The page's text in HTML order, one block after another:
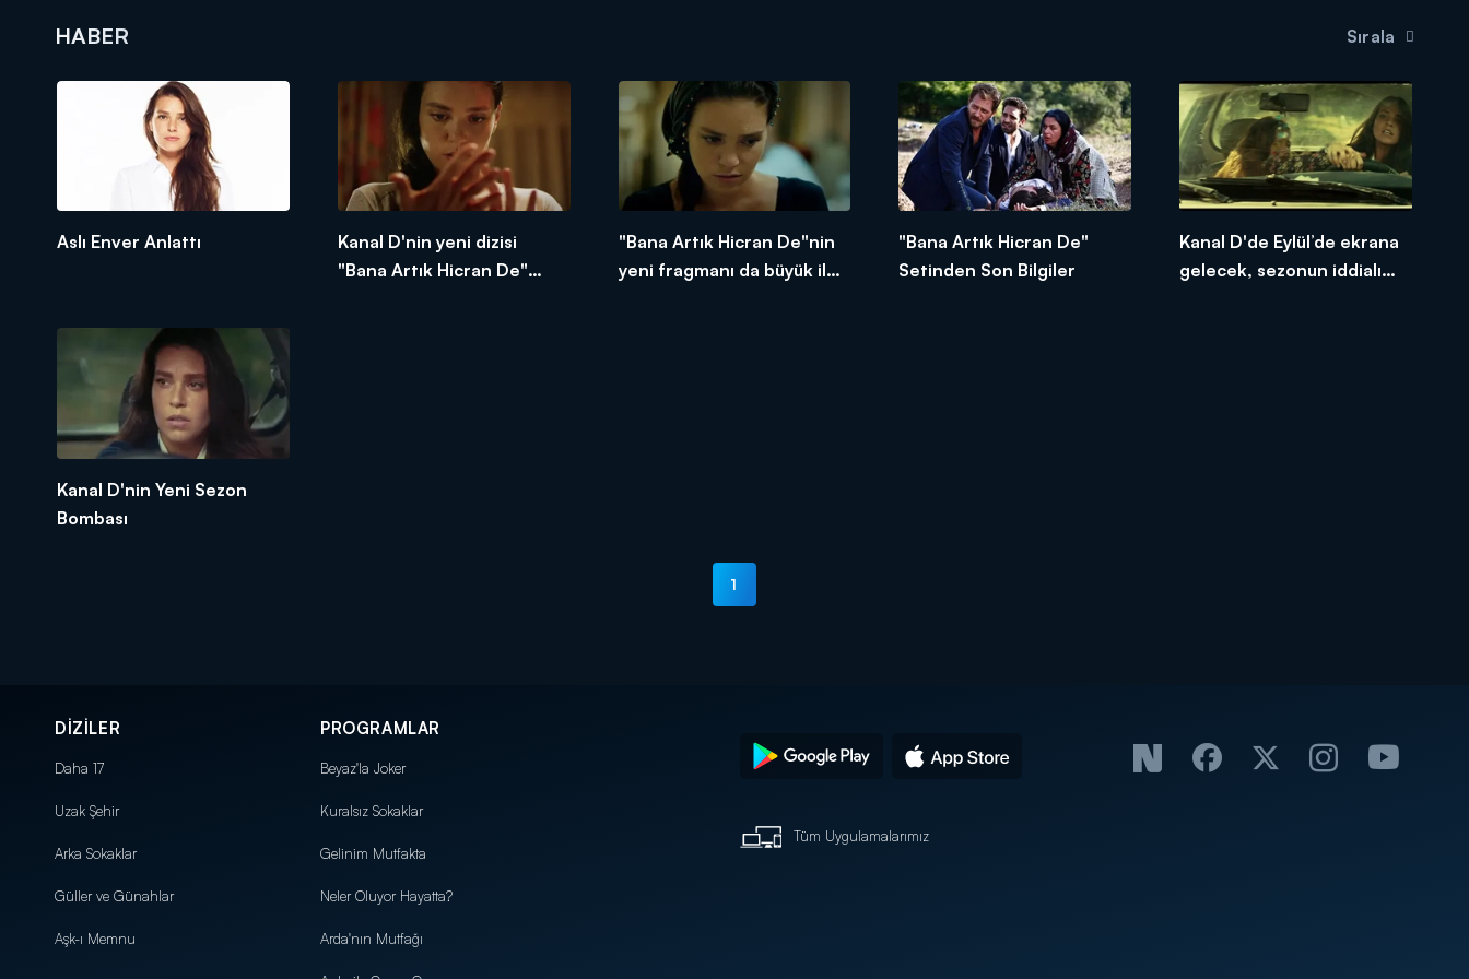
DİĞER SONUÇLAR
HABER Sırala
Aslı Enver Anlattı
Kanal D'nin yeni dizisi
"Bana Artık Hicran De"
"Bana Artık Hicran De"nin
yeni fragmanı da büyük ilgi
"Bana Artık Hicran De"
Setinden Son Bilgiler
Kanal D'de Eylül’de ekrana
gelecek, sezonun iddialı
Kanal D'nin Yeni Sezon
Bombası
1
DİZİLER
Daha 17
Uzak Şehir
Arka Sokaklar
Güller ve Günahlar
Aşk-ı Memnu
PROGRAMLAR
Beyaz'la Joker
Kuralsız Sokaklar
Gelinim Mutfakta
Neler Oluyor Hayatta?
Arda'nın Mutfağı
Tüm Uygulamalarımız